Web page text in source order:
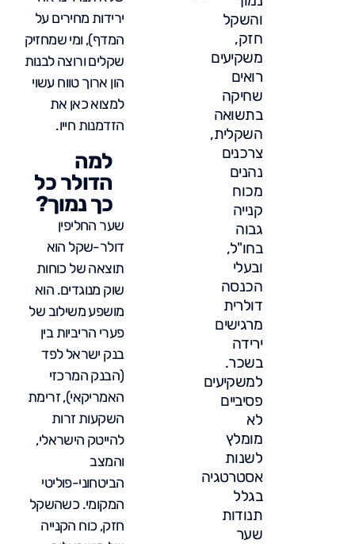
והשקל
חזק,
משקיעים
רואים
שחיקה
בתשואה
השקלית,
צרכנים
נהנים
מכוח
קנייה
גבוה
בחו"ל,
ובעלי
הכנסה
דולרית
מרגישים
ירידה
בשכר.
למשקיעים
פסיביים
לא
מומלץ
לשנות
אסטרטגיה
בגלל
תנודות
שער
ירידות מחירים על
המדף), ומי שמחזיק
שקלים ורוצה לבנות
הון ארוך טווח עשוי
למצוא כאן את
הזדמנות חייו.
למה
הדולר כל
כך נמוך?
שער החליפין
דולר-שקל הוא
תוצאה של כוחות
שוק מנוגדים. הוא
מושפע משילוב של
פערי הריביות בין
בנק ישראל לפד
(הבנק המרכזי
האמריקאי), זרימת
השקעות זרות
להייטק הישראלי,
והמצב
הביטחוני-פוליטי
המקומי. כשהשקל
חזק, כוח הקנייה